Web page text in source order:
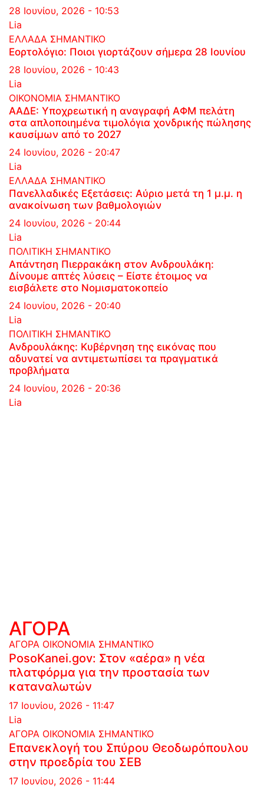
28 Ιουνίου, 2026 - 10:53
Lia
ΕΛΛΑΔΑ ΣΗΜΑΝΤΙΚΟ
Εορτολόγιο: Ποιοι γιορτάζουν σήμερα 28 Ιουνίου
28 Ιουνίου, 2026 - 10:43
Lia
ΟΙΚΟΝΟΜΙΑ ΣΗΜΑΝΤΙΚΟ
ΑΑΔΕ: Υποχρεωτική η αναγραφή ΑΦΜ πελάτη
στα απλοποιημένα τιμολόγια χονδρικής πώλησης
καυσίμων από το 2027
24 Ιουνίου, 2026 - 20:47
Lia
ΕΛΛΑΔΑ ΣΗΜΑΝΤΙΚΟ
Πανελλαδικές Εξετάσεις: Αύριο μετά τη 1 μ.μ. η
ανακοίνωση των βαθμολογιών
24 Ιουνίου, 2026 - 20:44
Lia
ΠΟΛΙΤΙΚΗ ΣΗΜΑΝΤΙΚΟ
Απάντηση Πιερρακάκη στον Ανδρουλάκη:
Δίνουμε απτές λύσεις – Είστε έτοιμος να
εισβάλετε στο Νομισματοκοπείο
24 Ιουνίου, 2026 - 20:40
Lia
ΠΟΛΙΤΙΚΗ ΣΗΜΑΝΤΙΚΟ
Ανδρουλάκης: Κυβέρνηση της εικόνας που
αδυνατεί να αντιμετωπίσει τα πραγματικά
προβλήματα
24 Ιουνίου, 2026 - 20:36
Lia
ΑΓΟΡΑ
ΑΓΟΡΑ ΟΙΚΟΝΟΜΙΑ ΣΗΜΑΝΤΙΚΟ
PosoKanei.gov: Στον «αέρα» η νέα
πλατφόρμα για την προστασία των
καταναλωτών
17 Ιουνίου, 2026 - 11:47
Lia
ΑΓΟΡΑ ΟΙΚΟΝΟΜΙΑ ΣΗΜΑΝΤΙΚΟ
Επανεκλογή του Σπύρου Θεοδωρόπουλου
στην προεδρία του ΣΕΒ
17 Ιουνίου, 2026 - 11:44